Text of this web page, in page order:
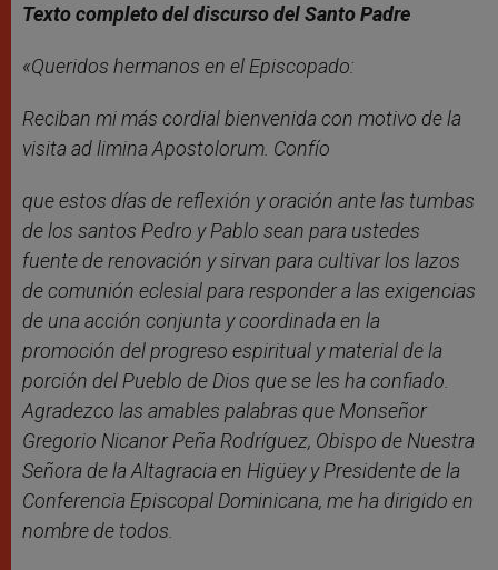
Texto completo del discurso del Santo Padre
«Queridos hermanos en el Episcopado:
Reciban mi más cordial bienvenida con motivo de la
visita ad limina Apostolorum. Confío
que estos días de reflexión y oración ante las tumbas
de los santos Pedro y Pablo sean para ustedes
fuente de renovación y sirvan para cultivar los lazos
de comunión eclesial para responder a las exigencias
de una acción conjunta y coordinada en la
promoción del progreso espiritual y material de la
porción del Pueblo de Dios que se les ha confiado.
Agradezco las amables palabras que Monseñor
Gregorio Nicanor Peña Rodríguez, Obispo de Nuestra
Señora de la Altagracia en Higüey y Presidente de la
Conferencia Episcopal Dominicana, me ha dirigido en
nombre de todos.